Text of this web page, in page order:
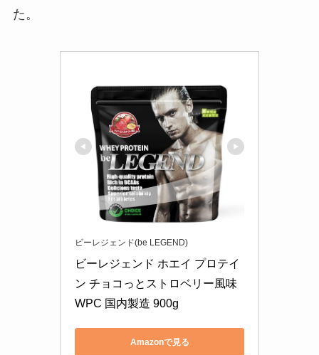
た。
ビーレジェンド(be LEGEND)
ビーレジェンド ホエイ プロテイ
ン チョコっとストロベリー風味
WPC 国内製造 900g
Amazonで見る